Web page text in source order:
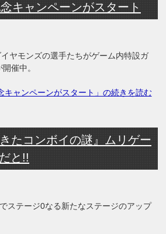
キャンペーンがスタート
ヤモンズの選手たちがゲーム内特設ガ
催中。
キャンペーンがスタート」の続きを読む
たコンボイの謎』ムリゲー
と!!
ステージ0なる新たなステージのアップ